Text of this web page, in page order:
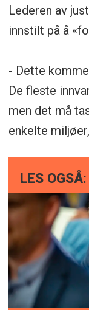
Lederen av
innstilt på å
- Dette
De fleste
men det må
enkelte
LES OGSÅ: